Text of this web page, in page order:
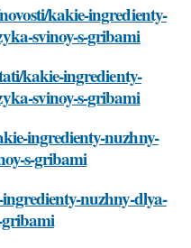
kakie-ingredienty-
svinoy-s-gribami
kakie-ingredienty-
svinoy-s-gribami
ingredienty-nuzhny-
s-gribami
nuzhny-dlya-